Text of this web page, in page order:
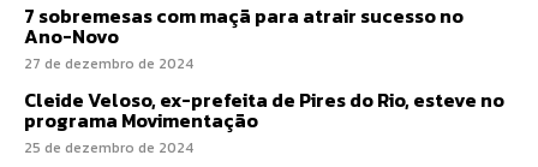
7 sobremesas com maçã para atrair sucesso no
Ano-Novo
27 de dezembro de 2024
Cleide Veloso, ex-prefeita de Pires do Rio, esteve no
programa Movimentação
25 de dezembro de 2024